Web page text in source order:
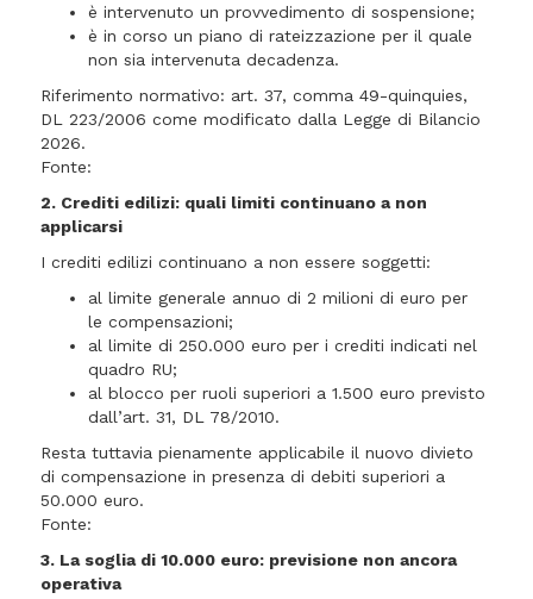
è intervenuto un provvedimento di sospensione;
è in corso un piano di rateizzazione per il quale
non sia intervenuta decadenza.
Riferimento normativo: art. 37, comma 49-quinquies,
DL 223/2006 come modificato dalla Legge di Bilancio
2026.
Fonte:
2. Crediti edilizi: quali limiti continuano a non
applicarsi
I crediti edilizi continuano a non essere soggetti:
al limite generale annuo di 2 milioni di euro per
le compensazioni;
al limite di 250.000 euro per i crediti indicati nel
quadro RU;
al blocco per ruoli superiori a 1.500 euro previsto
dall’art. 31, DL 78/2010.
Resta tuttavia pienamente applicabile il nuovo divieto
di compensazione in presenza di debiti superiori a
50.000 euro.
Fonte:
3. La soglia di 10.000 euro: previsione non ancora
operativa